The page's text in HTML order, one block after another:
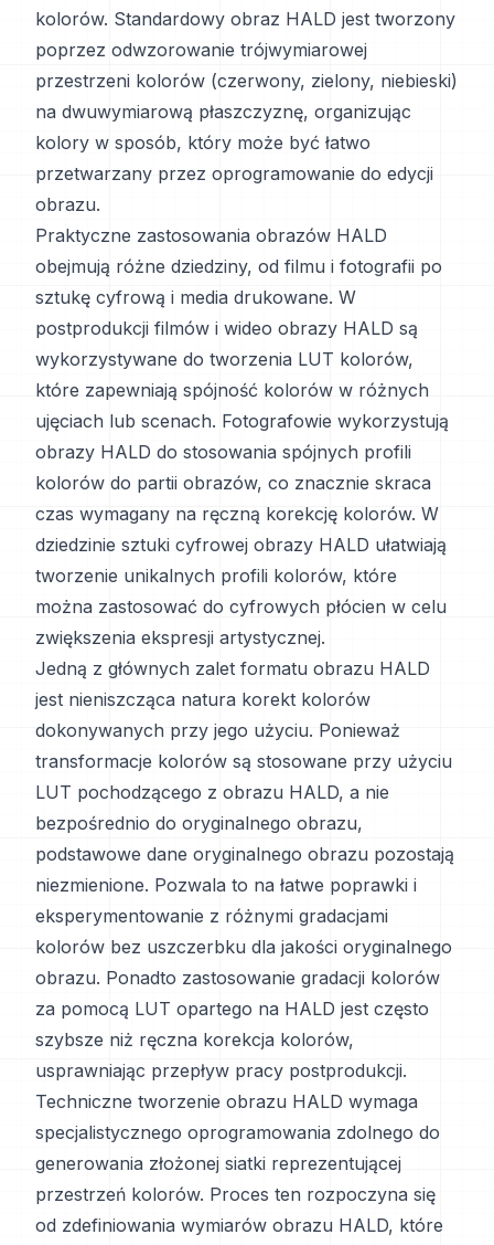
kolorów. Standardowy obraz HALD jest tworzony
poprzez odwzorowanie trójwymiarowej
przestrzeni kolorów (czerwony, zielony, niebieski)
na dwuwymiarową płaszczyznę, organizując
kolory w sposób, który może być łatwo
przetwarzany przez oprogramowanie do edycji
obrazu.
Praktyczne zastosowania obrazów HALD
obejmują różne dziedziny, od filmu i fotografii po
sztukę cyfrową i media drukowane. W
postprodukcji filmów i wideo obrazy HALD są
wykorzystywane do tworzenia LUT kolorów,
które zapewniają spójność kolorów w różnych
ujęciach lub scenach. Fotografowie wykorzystują
obrazy HALD do stosowania spójnych profili
kolorów do partii obrazów, co znacznie skraca
czas wymagany na ręczną korekcję kolorów. W
dziedzinie sztuki cyfrowej obrazy HALD ułatwiają
tworzenie unikalnych profili kolorów, które
można zastosować do cyfrowych płócien w celu
zwiększenia ekspresji artystycznej.
Jedną z głównych zalet formatu obrazu HALD
jest nieniszcząca natura korekt kolorów
dokonywanych przy jego użyciu. Ponieważ
transformacje kolorów są stosowane przy użyciu
LUT pochodzącego z obrazu HALD, a nie
bezpośrednio do oryginalnego obrazu,
podstawowe dane oryginalnego obrazu pozostają
niezmienione. Pozwala to na łatwe poprawki i
eksperymentowanie z różnymi gradacjami
kolorów bez uszczerbku dla jakości oryginalnego
obrazu. Ponadto zastosowanie gradacji kolorów
za pomocą LUT opartego na HALD jest często
szybsze niż ręczna korekcja kolorów,
usprawniając przepływ pracy postprodukcji.
Techniczne tworzenie obrazu HALD wymaga
specjalistycznego oprogramowania zdolnego do
generowania złożonej siatki reprezentującej
przestrzeń kolorów. Proces ten rozpoczyna się
od zdefiniowania wymiarów obrazu HALD, które